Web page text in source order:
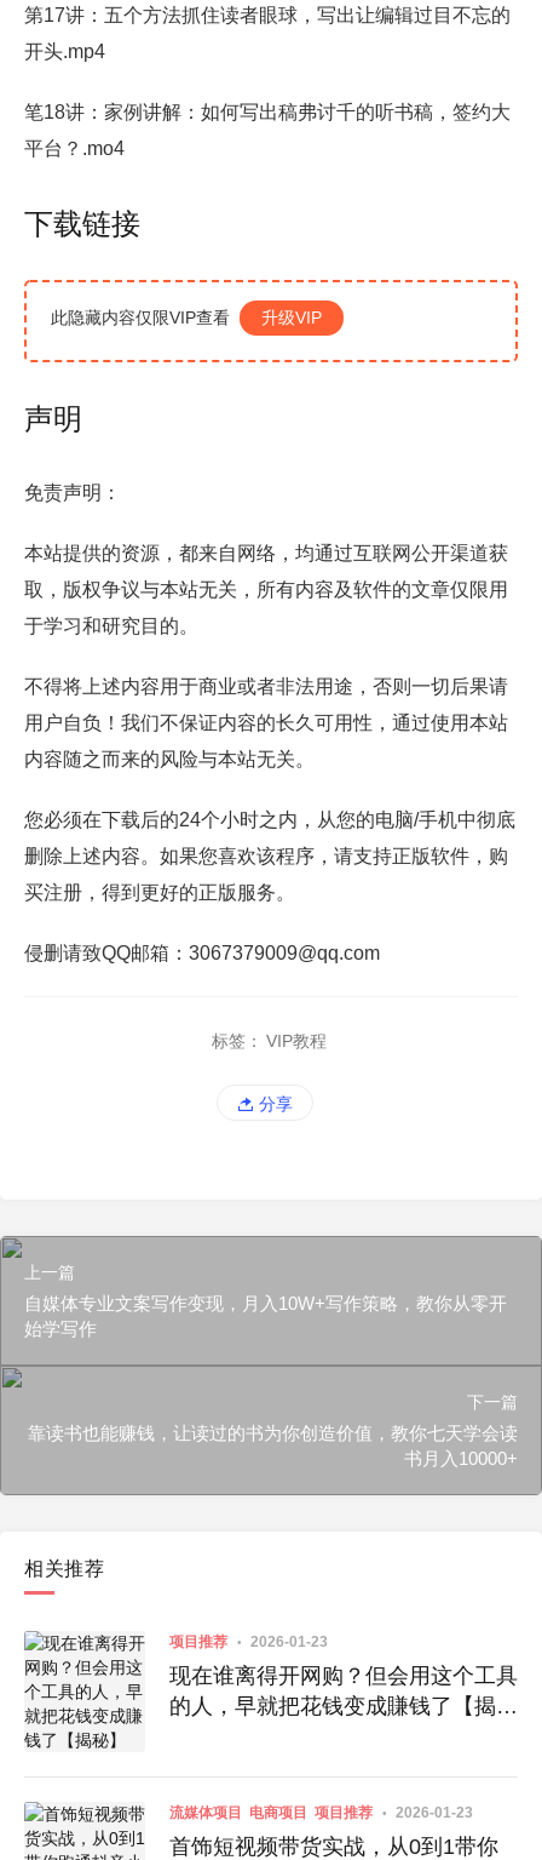
第17讲：五个方法抓住读者眼球，写出让编辑过目不忘的
开头.mp4
笔18讲：家例讲解：如何写出稿弗讨千的听书稿，签约大
平台？.mo4
下载链接
此隐藏内容仅限VIP查看 升级VIP
声明
免责声明：
本站提供的资源，都来自网络，均通过互联网公开渠道获
取，版权争议与本站无关，所有内容及软件的文章仅限用
于学习和研究目的。
不得将上述内容用于商业或者非法用途，否则一切后果请
用户自负！我们不保证内容的长久可用性，通过使用本站
内容随之而来的风险与本站无关。
您必须在下载后的24个小时之内，从您的电脑/手机中彻底
删除上述内容。如果您喜欢该程序，请支持正版软件，购
买注册，得到更好的正版服务。
侵删请致QQ邮箱：3067379009@qq.com
标签： VIP教程
分享
上一篇
自媒体专业文案写作变现，月入10W+写作策略，教你从零开
始学写作
下一篇
靠读书也能赚钱，让读过的书为你创造价值，教你七天学会读
书月入10000+
相关推荐
项目推荐 2026-01-23
现在谁离得开网购？但会用这个工具
的人，早就把花钱变成賺钱了【揭
流媒体项目 电商项目 项目推荐 2026-01-23
首饰短视频带货实战，从0到1带你